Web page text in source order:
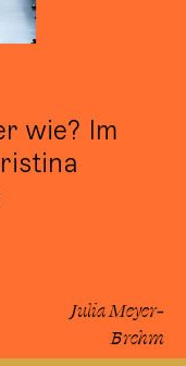
wie? Im
Julia Meyer-
Brehm